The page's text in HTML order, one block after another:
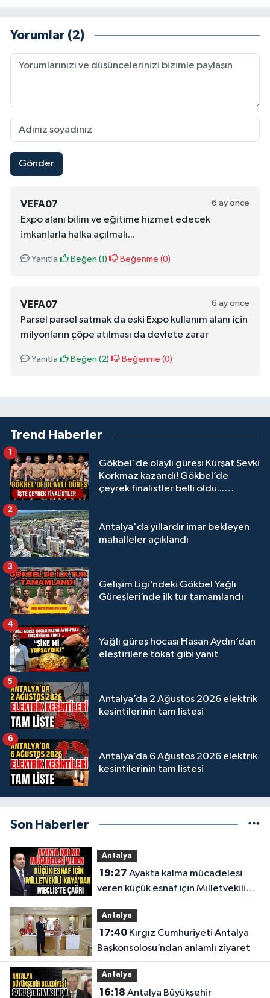
Yorumlar (2)
Gönder
VEFA07 6 ay önce
Expo alanı bilim ve eğitime hizmet edecek
imkanlarla halka açılmalı...
Yanıtla Beğen (1) Beğenme (0)
VEFA07 6 ay önce
Parsel parsel satmak da eski Expo kullanım alanı için
milyonların çöpe atılması da devlete zarar
Yanıtla Beğen (2) Beğenme (0)
Trend Haberler
Gökbel'de olaylı güreşi Kürşat Şevki
Korkmaz kazandı! Gökbel’de
çeyrek finalistler belli oldu...
1
Antalya'da yıllardır imar bekleyen
mahalleler açıklandı
2
Gelişim Ligi’ndeki Gökbel Yağlı
Güreşleri’nde ilk tur tamamlandı
3
Yağlı güreş hocası Hasan Aydın’dan
eleştirilere tokat gibi yanıt
4
Antalya’da 2 Ağustos 2026 elektrik
kesintilerinin tam listesi
5
Antalya’da 6 Ağustos 2026 elektrik
kesintilerinin tam listesi
6
Son Haberler
Antalya
19:27
veren küçük esnaf için Milletvekili
Kaya'dan Meclis'te çağrı
Antalya
17:40Kırgız Cumhuriyeti Antalya
Başkonsolosu’ndan anlamlı ziyaret
Antalya
16:18